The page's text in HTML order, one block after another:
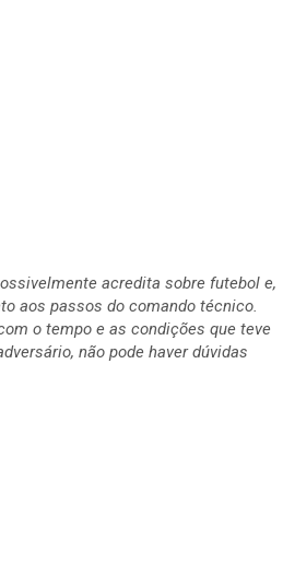
acredita sobre futebol e,
aos passos do comando técnico.
o tempo e as condições que teve
não pode haver dúvidas